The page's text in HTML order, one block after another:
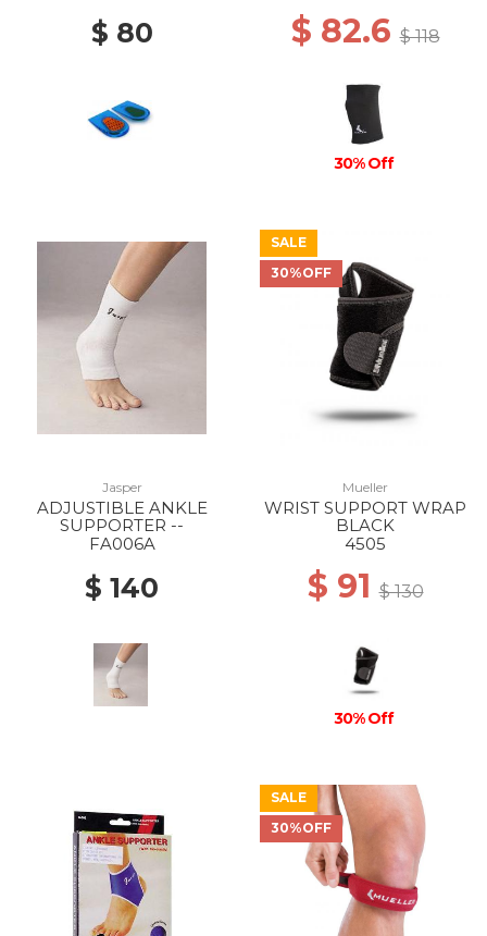
$ 80 $ 82.6$ 118
30% Off
Jasper
ADJUSTIBLE ANKLE
SUPPORTER --
FA006A
$ 140
SALE
30%OFF
Mueller
WRIST SUPPORT WRAP
BLACK
4505
$ 91$ 130
30% Off
SALE
30%OFF